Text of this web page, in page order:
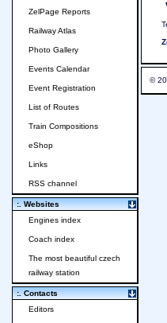
©
ZelPage Reports
Railway Atlas
Photo Gallery
Events Calendar
Event Registration
List of Routes
Train Compositions
eShop
Links
RSS channel
:. Websites
Engines index
Coach index
The most beautiful czech
railway station
:. Contacts
Editors